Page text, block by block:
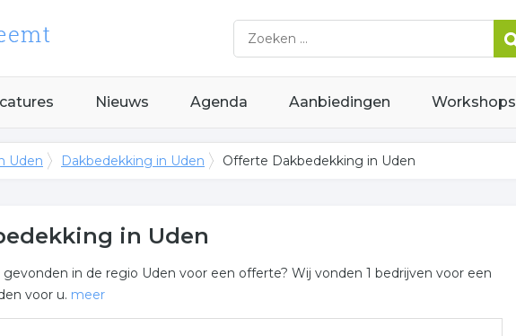
Nieuws Agenda Aanbiedingen Workshops
Uden Dakbedekking in Uden Offerte Dakbedekking in Uden
in Uden
in de regio Uden voor een offerte? Wij vonden 1 bedrijven voor een
voor u. meer